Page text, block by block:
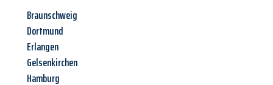
Braunschweig
Dortmund
Erlangen
Gelsenkirchen
Hamburg